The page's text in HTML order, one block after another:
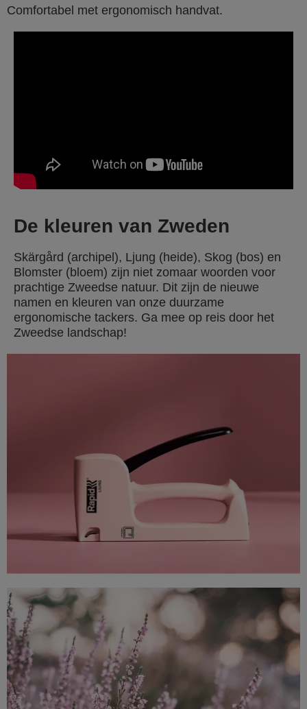
Comfortabel met ergonomisch handvat.
De kleuren van Zweden
Skärgård (archipel), Ljung (heide), Skog (bos) en
Blomster (bloem) zijn niet zomaar woorden voor
prachtige Zweedse natuur. Dit zijn de nieuwe
namen en kleuren van onze duurzame
ergonomische tackers. Ga mee op reis door het
Zweedse landschap!